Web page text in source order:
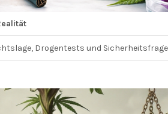
Drogentests und